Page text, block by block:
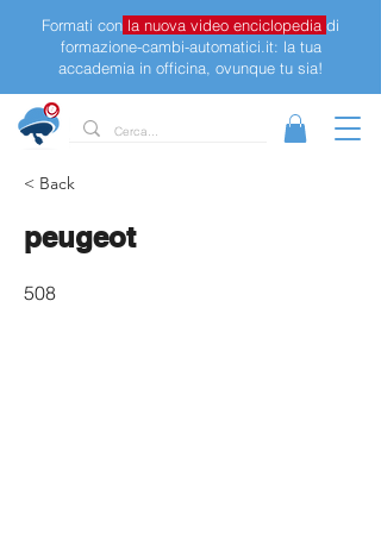
Formati con la nuova video enciclopedia di
formazione-cambi-automatici.it: la tua
accademia in officina, ovunque tu sia!
< Back
peugeot
508